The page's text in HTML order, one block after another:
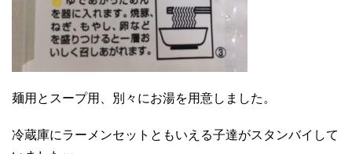
麺用とスープ用、別々にお湯を用意しました。
冷蔵庫にラーメンセットともいえる子達がスタンバイして